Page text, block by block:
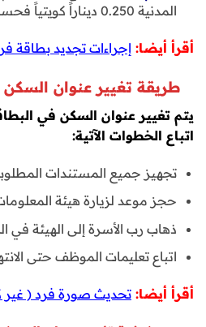
المدنية 0.250 ديناراً كويتياً فحسب.
أقرأ أيضا: إجراءات تجديد بطاقة
طريقة تغيير عنوان السكن
يتم تغيير عنوان السكن في
اتباع الخطوات الآتية:
تجهيز جميع المستندات
حجز موعد لزيارة هيئة
ذهاب رب الأسرة إلى الهيئة في
اتباع تعليمات الموظف حتى
أقرأ أيضا: تحديث صورة فرد ( غير